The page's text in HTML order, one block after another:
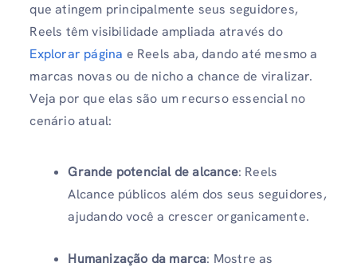
que atingem principalmente seus seguidores,
Reels têm visibilidade ampliada através do
Explorar página e Reels aba, dando até mesmo a
marcas novas ou de nicho a chance de viralizar.
Veja por que elas são um recurso essencial no
cenário atual:
Grande potencial de alcance: Reels
Alcance públicos além dos seus seguidores,
ajudando você a crescer organicamente.
Humanização da marca: Mostre as